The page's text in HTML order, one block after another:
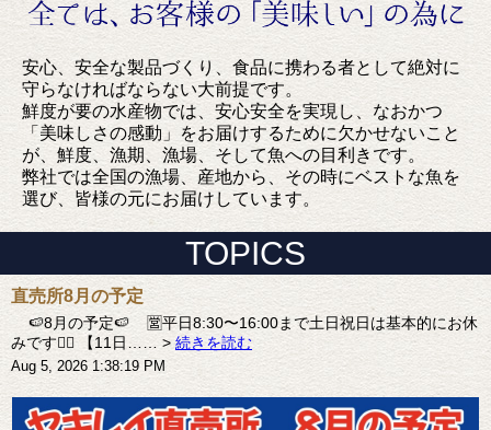
安心、安全な製品づくり、食品に携わる者として絶対に
守らなければならない大前提です。
鮮度が要の水産物では、安心安全を実現し、なおかつ
「美味しさの感動」をお届けするために欠かせないこと
が、鮮度、漁期、漁場、そして魚への目利きです。
弊社では全国の漁場、産地から、その時にベストな魚を
選び、皆様の元にお届けしています。
TOPICS
直売所8月の予定
🍉8月の予定🍉 🈺平日8:30〜16:00まで土日祝日は基本的にお休
みです🙇‍♀️ 【11日…… > 続きを読む
Aug 5, 2026 1:38:19 PM